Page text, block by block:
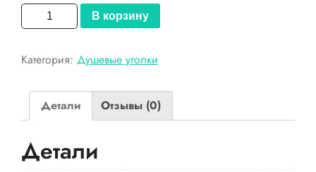
Количество
товара
Душевой
DON
90/26
(без
поддона)
В корзину
Категория: Душевые уголки
Детали Отзывы (0)
Детали